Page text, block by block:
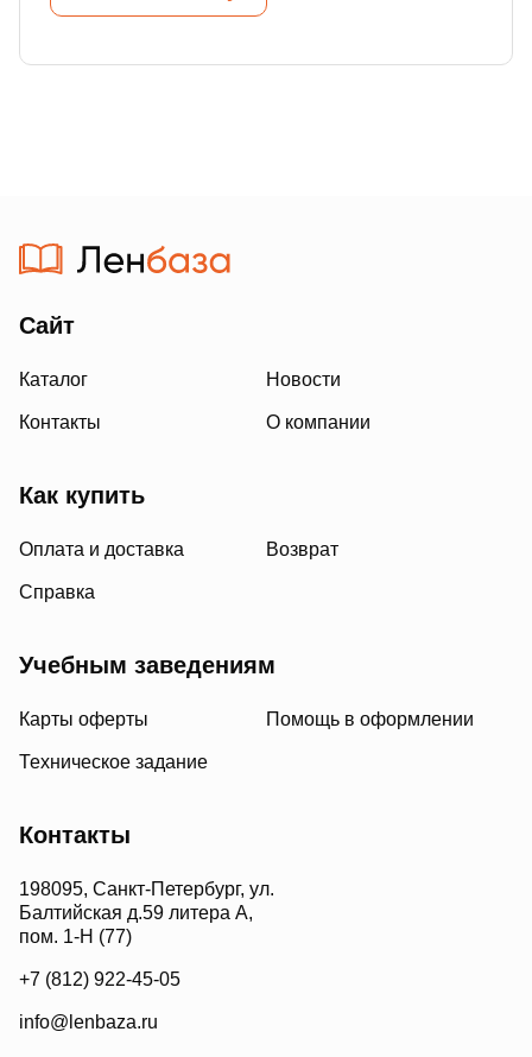
Сайт
Каталог Новости
Контакты О компании
Как купить
Оплата и доставка Возврат
Справка
Учебным заведениям
Карты оферты Помощь в оформлении
Техническое задание
Контакты
198095, Санкт-Петербург, ул.
Балтийская д.59 литера А,
пом. 1-Н (77)
+7 (812) 922-45-05
info@lenbaza.ru